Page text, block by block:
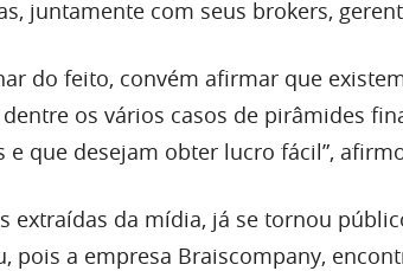
juntamente com seus brokers,
do feito, convém afirmar que
os vários casos de pirâmides
e que desejam obter lucro fácil”,
extraídas da mídia, já se tornou
pois a empresa Braiscompany,